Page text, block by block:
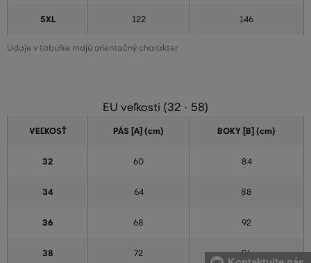
Údaje v tabuľke majú orientačný charakter
5XL 122 146
EU veľkosti (32 - 58)
VEĽKOSŤ PÁS [A] (cm) BOKY [B] (cm)
32 60 84
34 64 88
36 68 92
38 72 96